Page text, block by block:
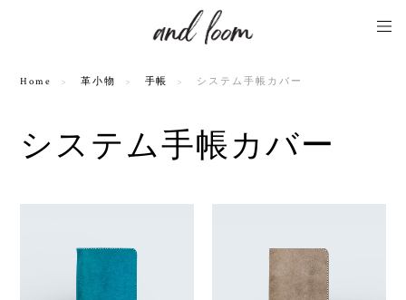
Home 革小物 手帳 システム手帳カバー
システム手帳カバー